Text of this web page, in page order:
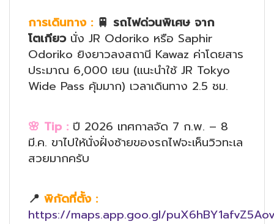
การเดินทาง : 🚆 รถไฟด่วนพิเศษ จาก
โตเกียวนั่ง JR Odoriko หรือ Saphir
Odoriko ยิงยาวลงสถานี Kawaz ค่าโดยสาร
ประมาณ 6,000 เยน (แนะนำใช้ JR Tokyo
Wide Pass คุ้มมาก) เวลาเดินทาง 2.5 ชม.
🌸 Tip : ปี 2026 เทศกาลจัด 7 ก.พ. – 8
มี.ค. ขาไปให้นั่งฝั่งซ้ายของรถไฟจะเห็นวิวทะเล
สวยมากครับ
📍 พิกัดที่ตั้ง :
https://maps.app.goo.gl/